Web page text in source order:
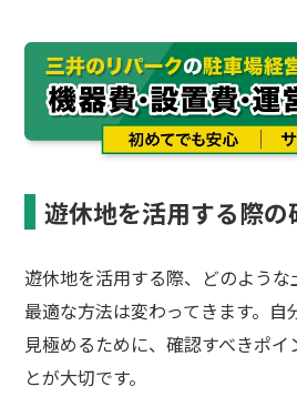
遊休地を活用する際の
遊休地を活用する際、どのよう
最適な方法は変わってきます。自
見極めるために、確認すべきポイ
とが大切です。